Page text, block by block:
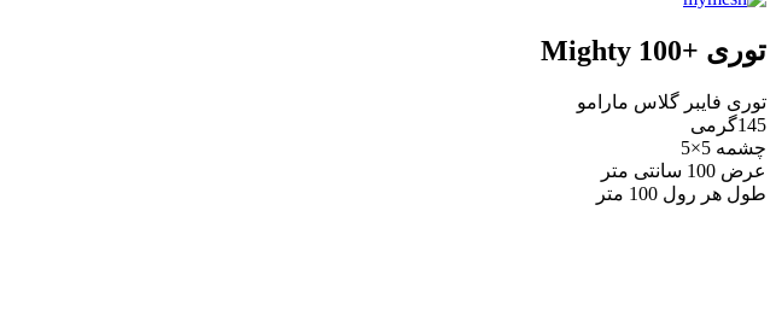
توری +Mighty 100
توری فایبر گلاس مارامو
145گرمی
چشمه 5×5
عرض 100 سانتی متر
طول هر رول 100 متر